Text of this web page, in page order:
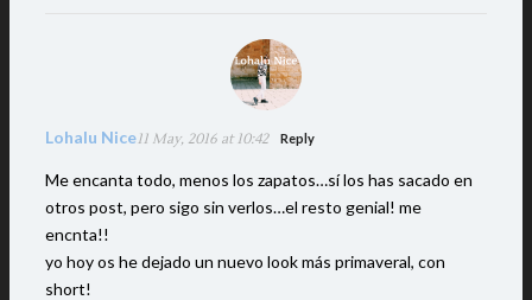
Lohalu Nice11 May, 2016 at 10:42 Reply
Me encanta todo, menos los zapatos…sí los has sacado en
otros post, pero sigo sin verlos…el resto genial! me
encnta!!
yo hoy os he dejado un nuevo look más primaveral, con
short!